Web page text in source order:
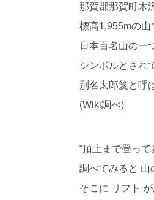
那賀郡那賀町木
標高1,955mの山
日本百名山の一
シンボルとされ
別名太郎笈と呼
(Wiki調べ)
“頂上まで登って
調べてみると 山
そこに リフト が